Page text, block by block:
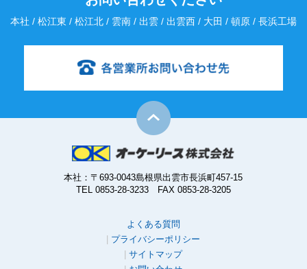
本社 / 松江東 / 松江北 / 雲南 / 出雲 / 出雲西 / 大田 / 頓原 / 長浜工場
本社：〒693-0043島根県出雲市長浜町457-15
TEL 0853-28-3233 FAX 0853-28-3205
よくある質問
プライバシーポリシー
サイトマップ